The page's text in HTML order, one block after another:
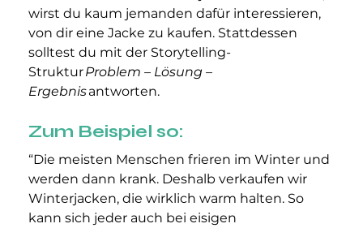
wirst du kaum jemanden dafür interessieren,
von dir eine Jacke zu kaufen. Stattdessen
solltest du mit der Storytelling-
Struktur Problem – Lösung –
Ergebnis antworten.
Zum Beispiel so:
“Die meisten Menschen frieren im Winter und
werden dann krank. Deshalb verkaufen wir
Winterjacken, die wirklich warm halten. So
kann sich jeder auch bei eisigen